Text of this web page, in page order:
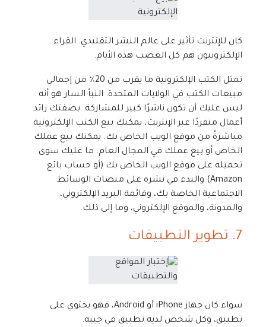
كان للإنترنت تأثير على عالم النشر التقليدي. القراء
الإلكترونيون هم كل الغضب هذه الأيام.
تمثل الكتب الإلكترونية ما يقرب من 20٪ من إجمالي
مبيعات الكتب في الولايات المتحدة. النبأ السار هو أنه
ليس عليك أن تكون ناشرًا كبير للمشاركة. بصفتك رائد
أعمال منفردًا عبر الإنترنت، يمكنك بيع الكتب الإلكترونية
مباشرةً من موقع الويب الخاص بك. يمكنك بيع عملك
الخاص أو بيع عملك في المجال العام. ما عليك سوى
تحميله على موقع الويب الخاص بك (أو حساب بائع
Amazon) والبدء في نشره على منصات الوسائط
الاجتماعية الخاصة بك، وقائمة البريد الإلكتروني،
والمدونة، والموقع الإلكتروني، وما إلى ذلك.
7. تطوير التطبيقات
سواء كان جهاز iPhone أو Android، فهو يحتوي على
تطبيق، وكل شخص لديه تطبيق في جيبه.